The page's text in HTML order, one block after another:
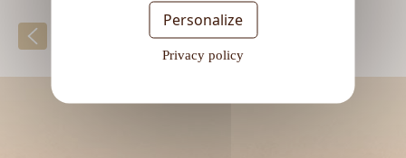
Retour à la liste
Personalize
Privacy policy